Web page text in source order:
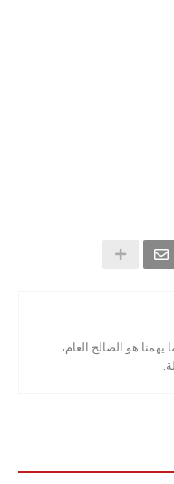
هو الصالح العام،